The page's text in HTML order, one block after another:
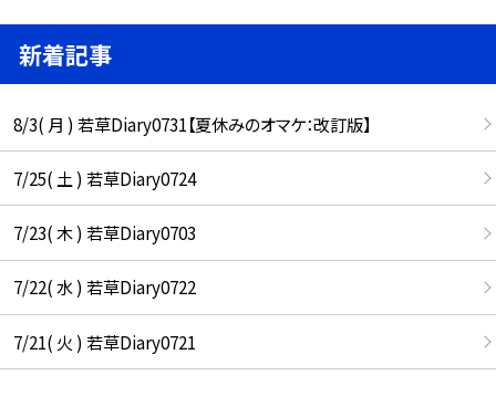
新着記事
8/3( 月 ) 若草Diary0731【夏休みのオマケ：改訂版】
7/25( 土 ) 若草Diary0724
7/23( 木 ) 若草Diary0703
7/22( 水 ) 若草Diary0722
7/21( 火 ) 若草Diary0721